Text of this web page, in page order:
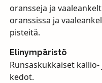
oransseja ja
oranssissa ja
pisteitä.
Elinympäristö
Runsaskukkaiset
kedot.